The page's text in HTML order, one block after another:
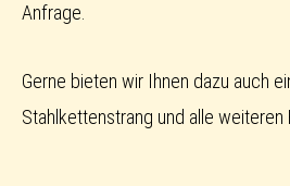
Anfrage.
Gerne bieten wir Ihnen dazu auch
Stahlkettenstrang und alle weiteren